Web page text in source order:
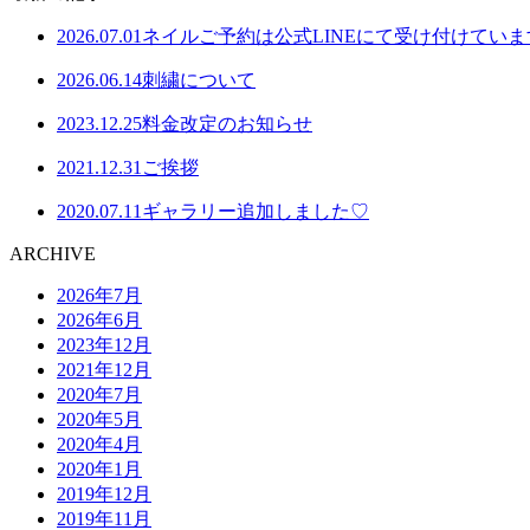
2026.07.01 ネイルご予約は公式LINEにて受け付けてい
2026.06.14刺繍について
2023.12.25料金改定のお知らせ
2021.12.31 ご挨拶
2020.07.11 ギャラリー追加しました♡
ARCHIVE
2026年7月
2026年6月
2023年12月
2021年12月
2020年7月
2020年5月
2020年4月
2020年1月
2019年12月
2019年11月